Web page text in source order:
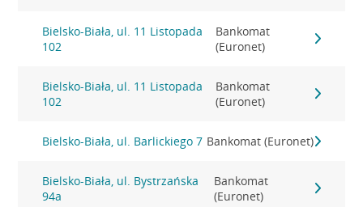
Bielsko-Biała, ul. 11 Listopada
102
Bankomat
(Euronet)
Bielsko-Biała, ul. 11 Listopada
102
Bankomat
(Euronet)
Bielsko-Biała, ul. Barlickiego 7 Bankomat (Euronet)
Bielsko-Biała, ul. Bystrzańska
94a
Bankomat
(Euronet)